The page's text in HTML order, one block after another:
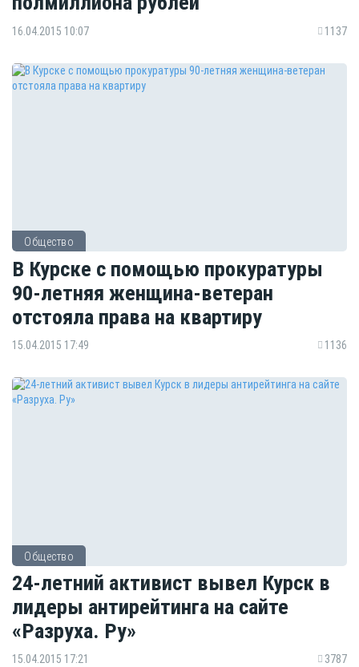
16.04.2015 10:07 1137
Общество
В Курске с помощью прокуратуры
90-летняя женщина-ветеран
отстояла права на квартиру
15.04.2015 17:49 1136
Общество
24-летний активист вывел Курск в
лидеры антирейтинга на сайте
«Разруха. Ру»
15.04.2015 17:21 3787